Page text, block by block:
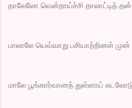
தாலேலோ வென்றாய்ச்சி தாலாட்டித்
பாலாலே யெவ்வாறு பசியாற்றினள் முன்
மாலே பூங்கார்வானத் துள்ளாய்